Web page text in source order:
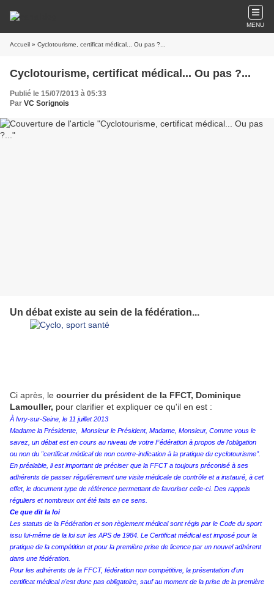
MENU
Accueil » Cyclotourisme, certificat médical... Ou pas ?...
Cyclotourisme, certificat médical... Ou pas ?...
Publié le 15/07/2013 à 05:33
Par VC Sorignois
Un débat existe au sein de la fédération...
Ci après, le courrier du président de la FFCT, Dominique
Lamouller, pour clarifier et expliquer ce qu'il en est :
À Ivry-sur-Seine, le 11 juillet 2013
Madame la Présidente, Monsieur le Président, Madame, Monsieur, Comme vous le
savez, un débat est en cours au niveau de votre Fédération à propos de l'obligation
ou non du "certificat médical de non contre-indication à la pratique du cyclotourisme".
En préalable, il est important de préciser que la FFCT a toujours préconisé à ses
adhérents de passer régulièrement une visite médicale de contrôle et a instauré, à cet
effet, le document type de référence permettant de favoriser celle-ci. Des rappels
réguliers et nombreux ont été faits en ce sens.
Ce que dit la loi
Les statuts de la Fédération et son règlement médical sont régis par le Code du sport
issu lui-même de la loi sur les APS de 1984. Le Certificat médical est imposé pour la
pratique de la compétition et pour la première prise de licence par un nouvel adhérent
dans une fédération.
Pour les adhérents de la FFCT, fédération non compétitive, la présentation d'un
certificat médical n'est donc pas obligatoire, sauf au moment de la prise de la première